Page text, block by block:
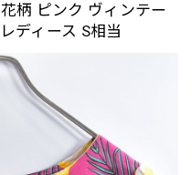
柄 ピンク ヴィンテー
ディース S相当